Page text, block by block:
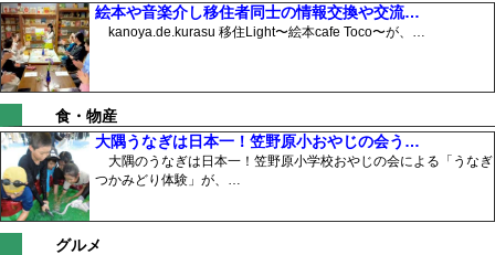
絵本や音楽介し移住者同士の情報交換や交流…
kanoya.de.kurasu 移住Light〜絵本cafe Toco〜が、…
食・物産
大隅うなぎは日本一！笠野原小おやじの会う…
大隅のうなぎは日本一！笠野原小学校おやじの会による「うなぎ
つかみどり体験」が、…
グルメ